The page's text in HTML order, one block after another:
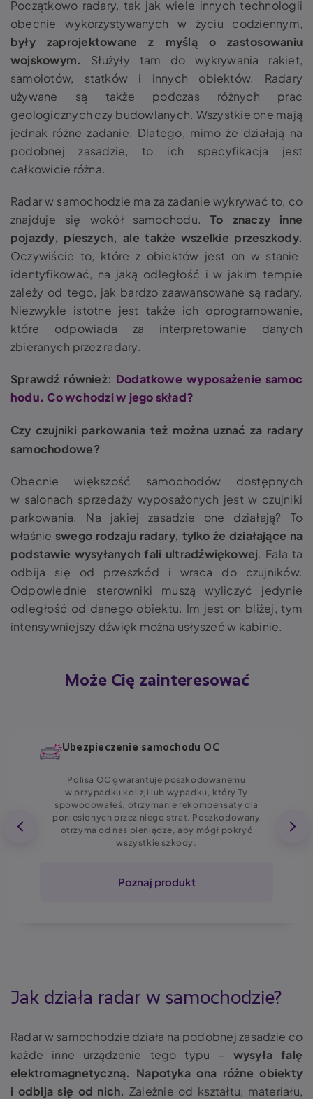
Początkowo radary, tak jak wiele innych technologii
obecnie wykorzystywanych w życiu codziennym,
były zaprojektowane z myślą o zastosowaniu
wojskowym.
Służyły tam do wykrywania rakiet,
samolotów, statków i innych obiektów. Radary
używane są także podczas różnych prac
geologicznych czy budowlanych. Wszystkie one mają
jednak różne zadanie. Dlatego, mimo że działają na
podobnej zasadzie, to ich specyfikacja jest
całkowicie różna.
Radar w samochodzie ma za zadanie wykrywać to, co
znajduje się wokół samochodu.To znaczy inne
pojazdy, pieszych, ale także wszelkie przeszkody.
Oczywiście to, które z obiektów jest on w stanie
identyfikować, na jaką odległość i w jakim tempie
zależy od tego, jak bardzo zaawansowane są radary.
Niezwykle istotne jest także ich oprogramowanie,
które odpowiada za interpretowanie danych
zbieranych przez radary.
Sprawdź również: Dodatkowe wyposażenie samoc
hodu. Co wchodzi w jego skład?
Czy czujniki parkowania też można uznać za radary
samochodowe?
Obecnie większość samochodów dostępnych
w salonach sprzedaży wyposażonych jest w czujniki
parkowania. Na jakiej zasadzie one działają? To
właśnie swego rodzaju radary, tylko że działające na
podstawie wysyłanych fali ultradźwiękowej. Fala ta
odbija się od przeszkód i wraca do czujników.
Odpowiednie sterowniki muszą wyliczyć jedynie
odległość od danego obiektu. Im jest on bliżej, tym
intensywniejszy dźwięk można usłyszeć w kabinie.
Może Cię zainteresować
Ubezpieczenie samochodu OC
Polisa OC gwarantuje poszkodowanemu
w przypadku kolizji lub wypadku, który Ty
spowodowałeś, otrzymanie rekompensaty dla
poniesionych przez niego strat. Poszkodowany
otrzyma od nas pieniądze, aby mógł pokryć
wszystkie szkody.
Poznaj produkt
Jak działa radar w samochodzie?
Radar w samochodzie działa na podobnej zasadzie co
każde inne urządzenie tego typu – wysyła falę
elektromagnetyczną. Napotyka ona różne obiekty
i odbija się od nich. Zależnie od kształtu, materiału,